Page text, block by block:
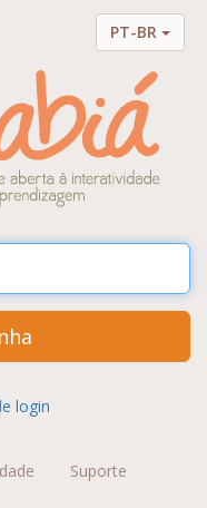
PT-BR
login
Suporte